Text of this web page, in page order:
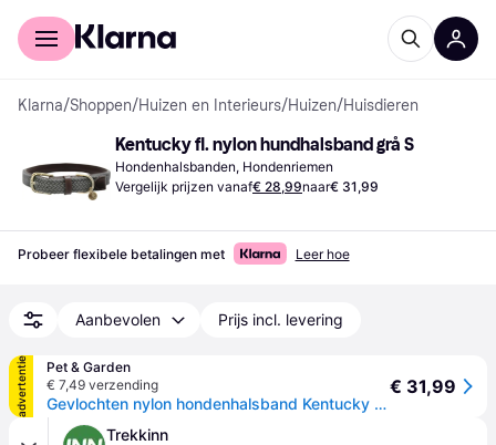
Voor shoppers
Klarna/Shoppen/Huizen en Interieurs/Huizen/Huisdieren
Kentucky fl. nylon hundhalsband grå S
Hondenhalsbanden, Hondenriemen
Vergelijk prijzen vanaf€ 28,99naar€ 31,99
Probeer flexibele betalingen met Leer hoe
Aanbevolen Prijs incl. levering
advertentie
Pet & Garden
€ 7,49 verzending
Gevlochten nylon hondenhalsband Kentucky - Gris
€ 31,99
Trekkinn